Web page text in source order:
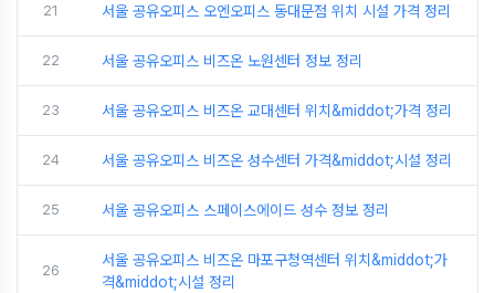
21 서울 공유오피스 오엔오피스 동대문점 위치 시설 가격 정리
22 서울 공유오피스 비즈온 노원센터 정보 정리
23 서울 공유오피스 비즈온 교대센터 위치&middot;가격 정리
24 서울 공유오피스 비즈온 성수센터 가격&middot;시설 정리
25 서울 공유오피스 스페이스에이드 성수 정보 정리
26
서울 공유오피스 비즈온 마포구청역센터 위치&middot;가
격&middot;시설 정리